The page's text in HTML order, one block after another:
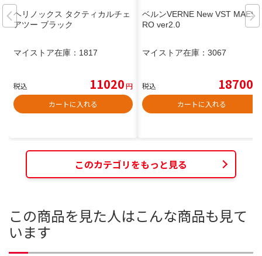
ヘリノックス タクティカルチェ
アツー ブラック
マイストア在庫： 1817
税込 11020円
カートに入れる
ベルンVERNE New VST MAEST
RO ver2.0
マイストア在庫： 3067
税込 18700
カートに入れる
このカテゴリをもっと見る
この商品を見た人はこんな商品も見て
います